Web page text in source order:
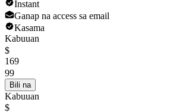
Instant
Ganap na access sa email
Kasama
Kabuuan
$
169
99
Bili na
Kabuuan
$